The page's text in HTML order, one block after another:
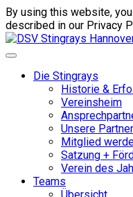
By using this website,
described in our Privacy
Die Stingrays
Historie &
Vereinsheim
Unsere Partner
Mitglied
Satzung +
Verein des
Teams